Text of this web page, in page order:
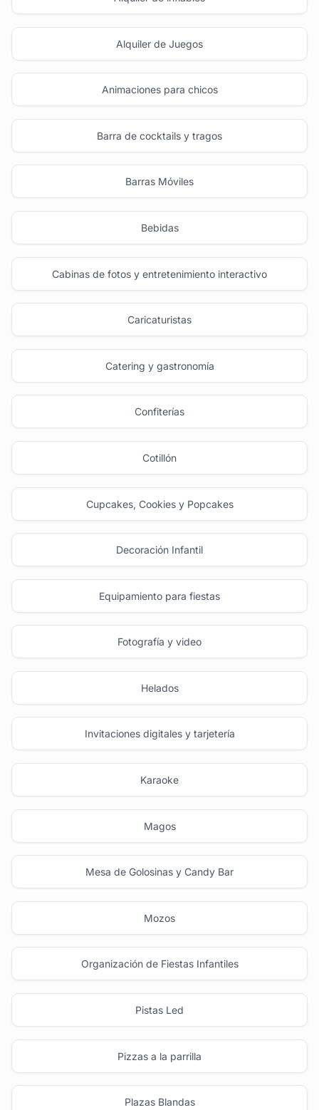
Alquiler de Juegos
Animaciones para chicos
Barra de cocktails y tragos
Barras Móviles
Bebidas
Cabinas de fotos y entretenimiento interactivo
Caricaturistas
Catering y gastronomía
Confiterías
Cotillón
Cupcakes, Cookies y Popcakes
Decoración Infantil
Equipamiento para fiestas
Fotografía y video
Helados
Invitaciones digitales y tarjetería
Karaoke
Magos
Mesa de Golosinas y Candy Bar
Mozos
Organización de Fiestas Infantiles
Pistas Led
Pizzas a la parrilla
Plazas Blandas